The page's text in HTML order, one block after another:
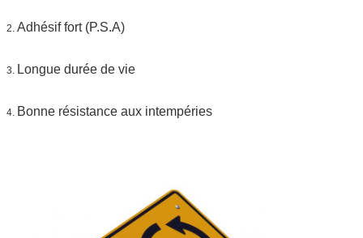
La livraison
7 jours, selon la quantité d'ordre
2. Adhésif fort (P.S.A)
3. Longue durée de vie
4. Bonne résistance aux intempéries